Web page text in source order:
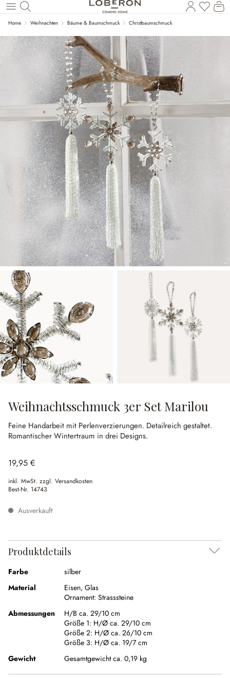
Zum Hauptinhalt springen
Du
Home Weihnachten Bäume & Baumschmuck Christbaumschmuck
Weihnachtsschmuck 3er Set Marilou
Feine Handarbeit mit Perlenverzierungen. Detailreich gestaltet.
Romantischer Wintertraum in drei Designs.
19,95 €
inkl. MwSt. zzgl. Versandkosten
Best-Nr. 14743
Ausverkauft
Produktdetails
Farbe
silber
Material
Eisen, Glas
Ornament: Strasssteine
Abmessungen
H/B ca. 29/10 cm
Größe 1: H/Ø ca. 29/10 cm
Größe 2: H/Ø ca. 26/10 cm
Größe 3: H/Ø ca. 19/7 cm
Gewicht
Gesamtgewicht ca. 0,19 kg